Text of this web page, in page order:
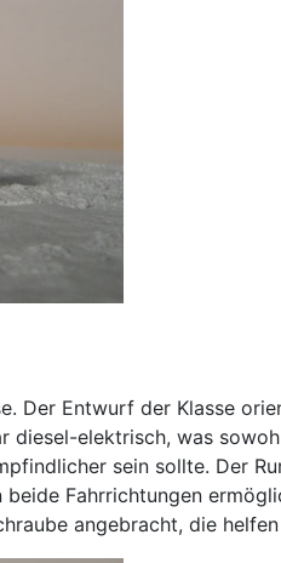
Der Entwurf der Klasse
diesel-elektrisch, was
sein sollte. Der
Fahrrichtungen
angebracht, die